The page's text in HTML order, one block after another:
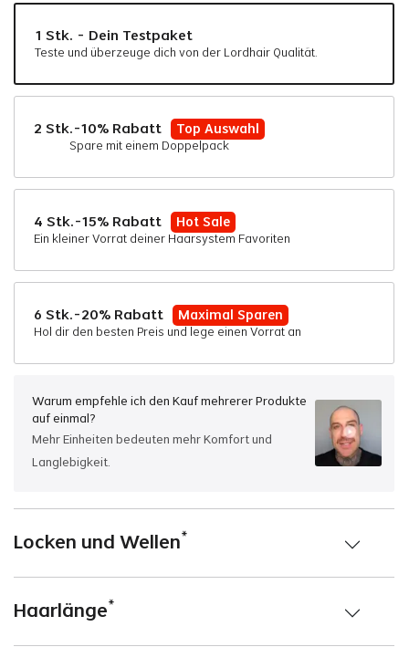
1 Stk. - Dein Testpaket
Teste und überzeuge dich von der Lordhair Qualität.
2 Stk.-10% Rabatt Top Auswahl
Spare mit einem Doppelpack
4 Stk.-15% Rabatt Hot Sale
Ein kleiner Vorrat deiner Haarsystem Favoriten
6 Stk.-20% Rabatt Maximal Sparen
Hol dir den besten Preis und lege einen Vorrat an
Warum empfehle ich den Kauf mehrerer Produkte
auf einmal?
Mehr Einheiten bedeuten mehr Komfort und
Langlebigkeit.
Locken und Wellen*
Haarlänge*